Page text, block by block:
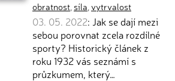
obratnost, síla,vytrvalost
03. 05. 2022: Jak se dají mezi
sebou porovnat zcela rozdílné
sporty? Historický článek z
roku 1932 vás seznámí s
průzkumem, který…